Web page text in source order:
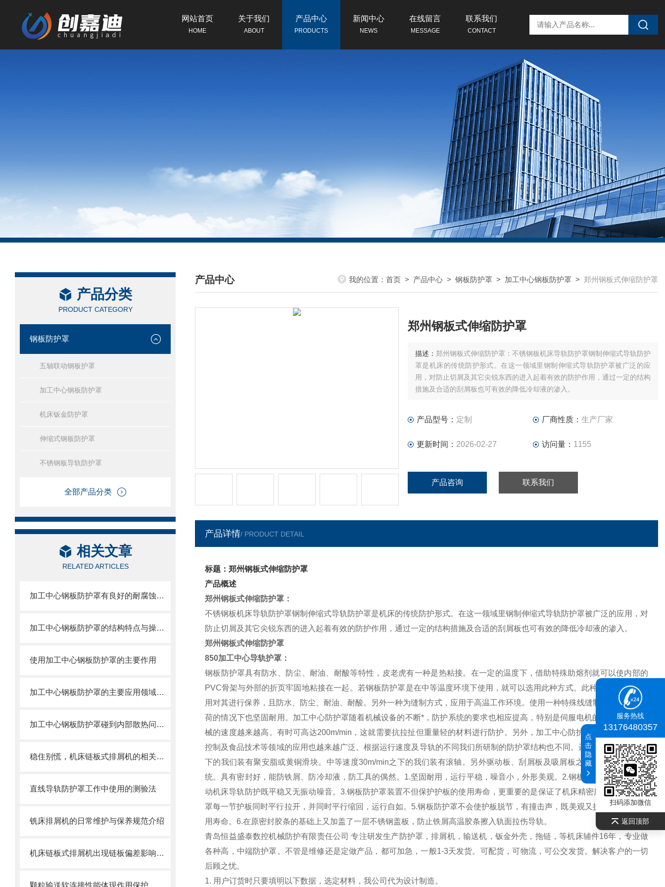
网站首页
HOME
关于我们
ABOUT
产品中心
PRODUCTS
新闻中心
NEWS
在线留言
MESSAGE
联系我们
CONTACT
产品分类
PRODUCT CATEGORY
钢板防护罩
五轴联动钢板护罩
加工中心钢板防护罩
机床钣金防护罩
伸缩式钢板防护罩
不锈钢板导轨防护罩
全部产品分类
相关文章
RELATED ARTICLES
加工中心钢板防护罩有良好的耐腐蚀性，能在各种环境下长时间使用
加工中心钢板防护罩的结构特点与操作维护方式
使用加工中心钢板防护罩的主要作用
加工中心钢板防护罩的主要应用领域和产品的主要特性
加工中心钢板防护罩碰到内部散热问题改怎么办？这篇文章告诉你
稳住别慌，机床链板式排屑机的相关信息马上来
直线导轨防护罩工作中使用的测验法
铣床排屑机的日常维护与保养规范介绍
机床链板式排屑机出现链板偏差影响效率了怎么办？
颗粒输送软连接性能体现作用保护
产品中心
/ PRODUCTS CENTER
我的位置： 首页 > 产品中心 > 钢板防护罩 > 加工中心钢板防护罩 > 郑州钢板式伸缩防护罩
郑州钢板式伸缩防护罩
描述： 郑州钢板式伸缩防护罩：不锈钢板机床导轨防护罩钢制伸缩式导轨防护
罩是机床的传统防护形式。在这一领域里钢制伸缩式导轨防护罩被广泛的应
用，对防止切屑及其它尖锐东西的进入起着有效的防护作用，通过一定的结构
措施及合适的刮屑板也可有效的降低冷却液的渗入。
产品型号： 定制 厂商性质： 生产厂家
更新时间： 2026-02-27 访问量： 1155
产品咨询 联系我们
产品详情/ PRODUCT DETAIL
标题：郑州钢板式伸缩防护罩
产品概述
郑州钢板式伸缩防护罩 ：
不锈钢板机床导轨防护罩钢制伸缩式导轨防护罩是机床的传统防护形式。在这一领域里钢制伸缩式导轨防护罩被广泛的应用，对
防止切屑及其它尖锐东西的进入起着有效的防护作用，通过一定的结构措施及合适的刮屑板也可有效的降低冷却液的渗入。
郑州钢板式伸缩防护罩
850加工中心导轨护罩 ：
钢板防护罩具有防水、防尘、耐油、耐酸等特性，皮老虎有一种是热粘接。在一定的温度下，借助特殊助熔剂就可以使内部的
PVC骨架与外部的折页牢固地粘接在一起。若钢板防护罩是在中等温度环境下使用，就可以选用此种方式。此种热粘接护罩*不
用对其进行保养，且防水、防尘、耐油、耐酸。另外一种为缝制方式，应用于高温工作环境。使用一种特殊线缝制，即使在端负
荷的情况下也坚固耐用。加工中心防护罩随着机械设备的不断*，防护系统的要求也相应提高，特别是伺服电机的使用使加工机
械的速度越来越高。有时可高达200m/min，这就需要抗拉扯但重量轻的材料进行防护。另外，加工中心防护罩在、测量、自动
控制及食品技术等领域的应用也越来越广泛。根据运行速度及导轨的不同我们所研制的防护罩结构也不同。运行速度10m/min之
下的我们装有聚安脂或黄铜滑块。中等速度30m/min之下的我们装有滚轴。另外驱动板、刮屑板及吸屑板之间还需要用缓冲系
统。具有密封好，能防铁屑、防冷却液，防工具的偶然。1.坚固耐用，运行平稳，噪音小，外形美观。2.钢板防护罩适宜高速运
动机床导轨防护既平稳又无振动噪音。3.钢板防护罩装置不但保护护板的使用寿命，更重要的是保证了机床精密度。4.钢板防护
罩每一节护板同时平行拉开，并同时平行缩回，运行自如。5.钢板防护罩不会使护板脱节，有撞击声，既美观又提高了护板的使
用寿命。6.在原密封胶条的基础上又加盖了一层不锈钢盖板，防止铁屑高温胶条擦入轨面拉伤导轨。
青岛恒益盛泰数控机械防护有限责任公司 专注研发生产防护罩，排屑机，输送机，钣金外壳，拖链，等机床辅件16年，专业做
各种高，中端防护罩。不管是维修还是定做产品，都可加急，一般1-3天发货。可配货，可物流，可公交发货。解决客户的一切
后顾之忧。
1. 用户订货时只要填明以下数据，选定材料，我公司代为设计制造。
服务热线
13176480357
扫码添加微信
返回顶部
点
击
隐
藏